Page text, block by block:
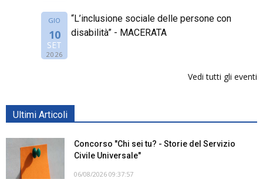
GIO
10
SET
2026
“L’inclusione sociale delle persone con
disabilità” - MACERATA
Vedi tutti gli eventi
Ultimi Articoli
Concorso "Chi sei tu? - Storie del Servizio
Civile Universale"
06/08/2026 09:37:57